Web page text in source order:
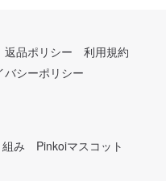
返品ポリシー
利用規約
バシーポリシー
み
Pinkoiマスコット